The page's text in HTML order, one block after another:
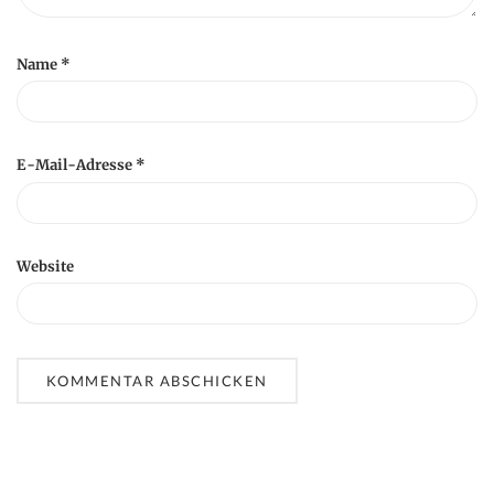
Name *
E-Mail-Adresse *
Website